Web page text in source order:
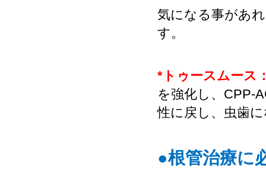
気になる事があ
す。
* トゥースムース
を強化し、 CPP-
性に戻し、虫歯
●根管治療に